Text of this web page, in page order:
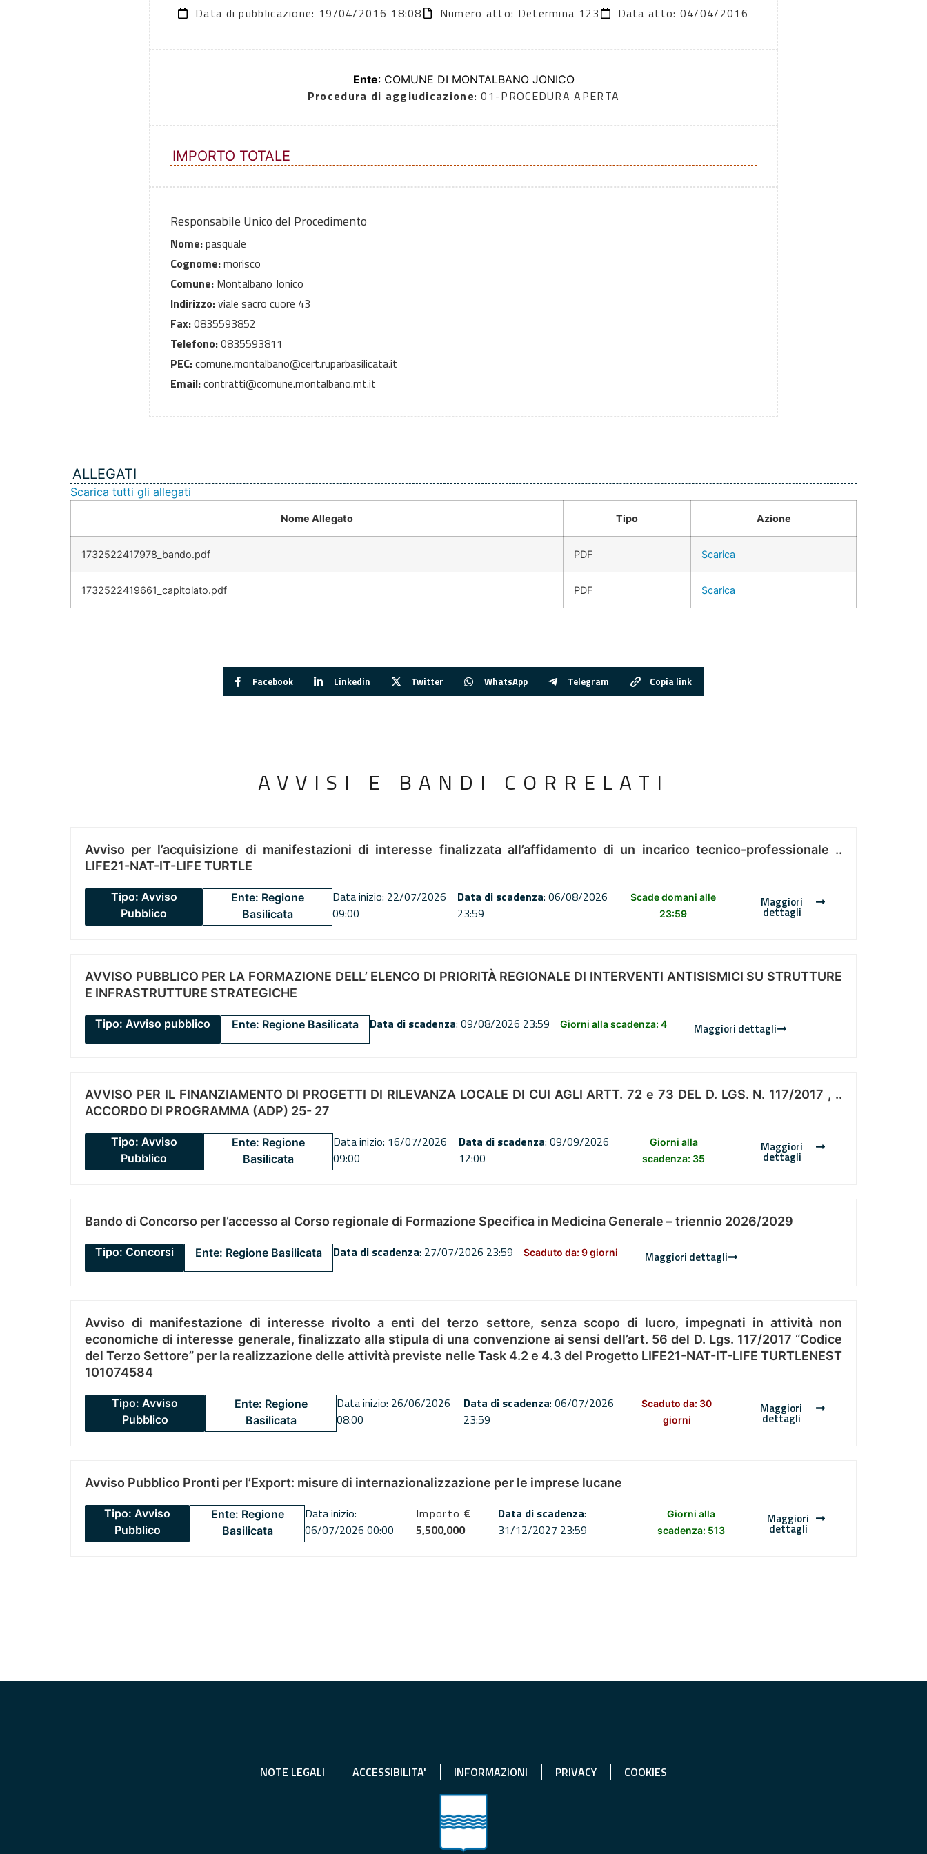
Data di pubblicazione: 19/04/2016 18:08 Numero atto: Determina 123 Data atto: 04/04/2016
Ente: COMUNE DI MONTALBANO JONICO
Procedura di aggiudicazione: 01-PROCEDURA APERTA
IMPORTO TOTALE
Responsabile Unico del Procedimento
Nome:pasquale
Cognome:morisco
Comune: Montalbano Jonico
Indirizzo:viale sacro cuore 43
Fax:0835593852
Telefono:0835593811
PEC:comune.montalbano@cert.ruparbasilicata.it
Email:contratti@comune.montalbano.mt.it
ALLEGATI
Scarica tutti gli allegati
Nome Allegato Tipo Azione
1732522417978_bando.pdf PDF Scarica
1732522419661_capitolato.pdf PDF Scarica
Facebook Linkedin Twitter WhatsApp Telegram Copia link
AVVISI E BANDI CORRELATI
Avviso per l’acquisizione di manifestazioni di interesse finalizzata all’affidamento di un incarico tecnico-professionale ..
LIFE21-NAT-IT-LIFE TURTLE
Tipo: Avviso
Pubblico
Ente: Regione
Basilicata
Data inizio: 22/07/2026
09:00
Data di scadenza: 06/08/2026
23:59
Scade domani alle
23:59
Maggiori
dettagli
AVVISO PUBBLICO PER LA FORMAZIONE DELL’ ELENCO DI PRIORITÀ REGIONALE DI INTERVENTI ANTISISMICI SU STRUTTURE
E INFRASTRUTTURE STRATEGICHE
Tipo: Avviso pubblico Ente: Regione Basilicata Data di scadenza: 09/08/2026 23:59 Giorni alla scadenza: 4 Maggiori dettagli
AVVISO PER IL FINANZIAMENTO DI PROGETTI DI RILEVANZA LOCALE DI CUI AGLI ARTT. 72 e 73 DEL D. LGS. N. 117/2017 , ..
ACCORDO DI PROGRAMMA (ADP) 25- 27
Tipo: Avviso
Pubblico
Ente: Regione
Basilicata
Data inizio: 16/07/2026
09:00
Data di scadenza: 09/09/2026
12:00
Giorni alla
scadenza: 35
Maggiori
dettagli
Bando di Concorso per l’accesso al Corso regionale di Formazione Specifica in Medicina Generale – triennio 2026/2029
Tipo: Concorsi Ente: Regione Basilicata Data di scadenza: 27/07/2026 23:59 Scaduto da: 9 giorni Maggiori dettagli
Avviso di manifestazione di interesse rivolto a enti del terzo settore, senza scopo di lucro, impegnati in attività non
economiche di interesse generale, finalizzato alla stipula di una convenzione ai sensi dell’art. 56 del D. Lgs. 117/2017 “Codice
del Terzo Settore” per la realizzazione delle attività previste nelle Task 4.2 e 4.3 del Progetto LIFE21-NAT-IT-LIFE TURTLENEST
101074584
Tipo: Avviso
Pubblico
Ente: Regione
Basilicata
Data inizio: 26/06/2026
08:00
Data di scadenza: 06/07/2026
23:59
Scaduto da: 30
giorni
Maggiori
dettagli
Avviso Pubblico Pronti per l’Export: misure di internazionalizzazione per le imprese lucane
Tipo: Avviso
Pubblico
Ente: Regione
Basilicata
Data inizio:
06/07/2026 00:00
Importo €
5,500,000
Data di scadenza:
31/12/2027 23:59
Giorni alla
scadenza: 513
Maggiori
dettagli
NOTE LEGALI ACCESSIBILITA' INFORMAZIONI PRIVACY COOKIES